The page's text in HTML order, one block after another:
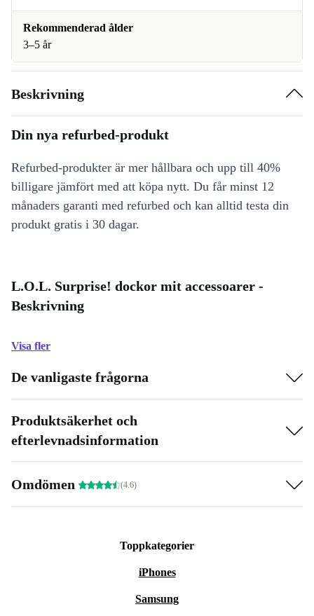
Rekommenderad ålder
3–5 år
Beskrivning
Din nya refurbed-produkt
Refurbed-produkter är mer hållbara och upp till 40%
billigare jämfört med att köpa nytt. Du får minst 12
månaders garanti med refurbed och kan alltid testa din
produkt gratis i 30 dagar.
L.O.L. Surprise! dockor mit accessoarer -
Beskrivning
Visa fler
De vanligaste frågorna
Produktsäkerhet och
efterlevnadsinformation
Omdömen (4.6)
Toppkategorier
iPhones
Samsung